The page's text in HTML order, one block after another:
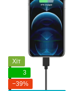
Хіт
3
−39%